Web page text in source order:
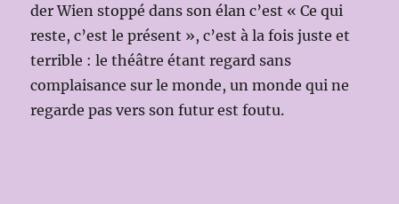
der Wien stoppé dans son élan c’est « Ce qui
reste, c’est le présent », c’est à la fois juste et
terrible : le théâtre étant regard sans
complaisance sur le monde, un monde qui ne
regarde pas vers son futur est foutu.